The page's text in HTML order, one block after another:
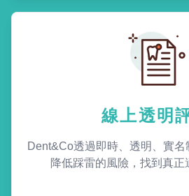
線上透明
Dent&Co透過即時、透明、實名
降低踩雷的風險，找到真正